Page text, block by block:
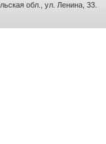
обл., ул. Ленина, 33.